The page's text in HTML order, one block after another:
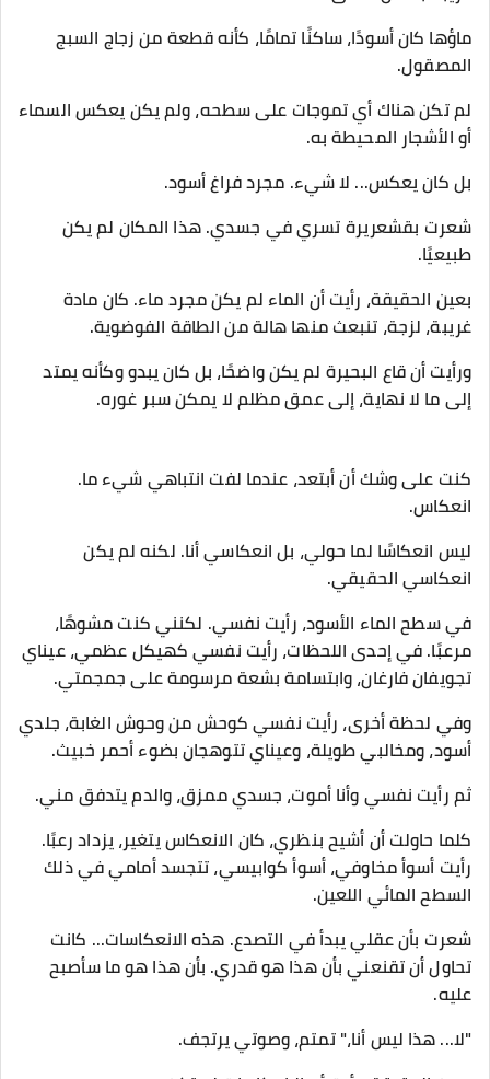
ماؤها كان أسودًا، ساكنًا تمامًا، كأنه قطعة من زجاج السبج
المصقول.
لم تكن هناك أي تموجات على سطحه، ولم يكن يعكس السماء
أو الأشجار المحيطة به.
بل كان يعكس... لا شيء. مجرد فراغ أسود.
شعرت بقشعريرة تسري في جسدي. هذا المكان لم يكن
طبيعيًا.
بعين الحقيقة، رأيت أن الماء لم يكن مجرد ماء. كان مادة
غريبة، لزجة، تنبعث منها هالة من الطاقة الفوضوية.
ورأيت أن قاع البحيرة لم يكن واضحًا، بل كان يبدو وكأنه يمتد
إلى ما لا نهاية، إلى عمق مظلم لا يمكن سبر غوره.
كنت على وشك أن أبتعد، عندما لفت انتباهي شيء ما.
انعكاس.
ليس انعكاسًا لما حولي، بل انعكاسي أنا. لكنه لم يكن
انعكاسي الحقيقي.
في سطح الماء الأسود، رأيت نفسي. لكنني كنت مشوهًا،
مرعبًا. في إحدى اللحظات، رأيت نفسي كهيكل عظمي، عيناي
تجويفان فارغان، وابتسامة بشعة مرسومة على جمجمتي.
وفي لحظة أخرى، رأيت نفسي كوحش من وحوش الغابة، جلدي
أسود، ومخالبي طويلة، وعيناي تتوهجان بضوء أحمر خبيث.
ثم رأيت نفسي وأنا أموت، جسدي ممزق، والدم يتدفق مني.
كلما حاولت أن أشيح بنظري، كان الانعكاس يتغير، يزداد رعبًا.
رأيت أسوأ مخاوفي، أسوأ كوابيسي، تتجسد أمامي في ذلك
السطح المائي اللعين.
شعرت بأن عقلي يبدأ في التصدع. هذه الانعكاسات... كانت
تحاول أن تقنعني بأن هذا هو قدري. بأن هذا هو ما سأصبح
عليه.
"لا... هذا ليس أنا،" تمتم، وصوتي يرتجف.